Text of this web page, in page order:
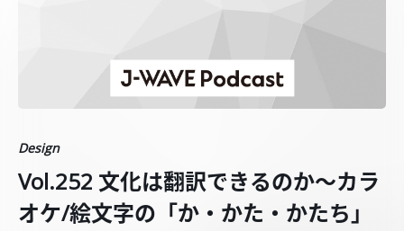
Design
Vol.252 文化は翻訳できるのか〜カラ
オケ/絵文字の「か・かた・かたち」